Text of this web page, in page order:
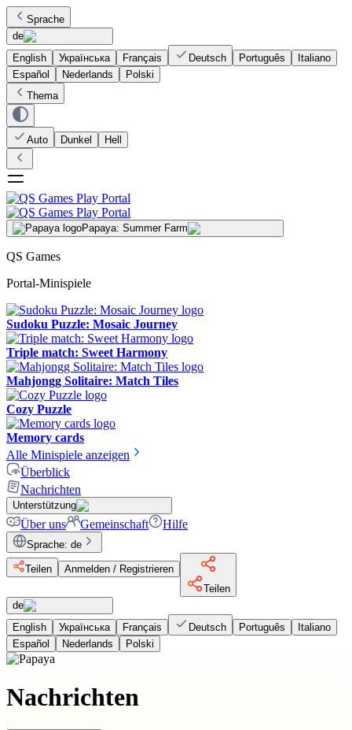
Sprache
de
English
Українська Français Deutsch Português
Italiano
Español
Nederlands
Polski
Thema
Auto Dunkel Hell
Papaya: Summer Farm
QS Games
Portal-Minispiele
Sudoku Puzzle: Mosaic Journey
Triple match: Sweet Harmony
Mahjongg Solitaire: Match Tiles
Cozy Puzzle
Memory cards
Alle Minispiele anzeigen
Überblick
Nachrichten
Unterstützung
Über uns Gemeinschaft Hilfe
Sprache: de
Teilen
Anmelden / Registrieren
Teilen
de
English
Українська Français Deutsch Português
Italiano
Español
Nederlands Polski
Nachrichten